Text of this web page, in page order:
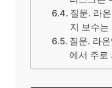
질문. 라
지 보수는
질문. 라
에서 주로